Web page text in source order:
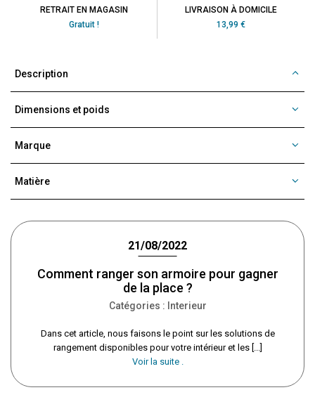
RETRAIT EN MAGASIN
Gratuit !
LIVRAISON À DOMICILE
13,99 €
Description
Dimensions et poids
Marque
Matière
21/08/2022
Comment ranger son armoire pour gagner
de la place ?
Catégories : Interieur
Dans cet article, nous faisons le point sur les solutions de
rangement disponibles pour votre intérieur et les [...]
Voir la suite .